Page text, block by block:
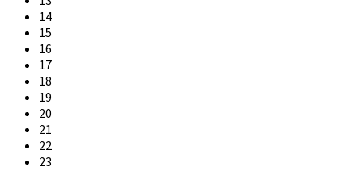
14
15
16
17
18
19
20
21
22
23